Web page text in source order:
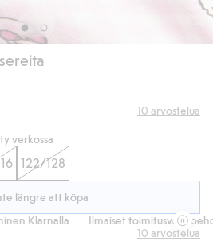
luokitus: 10 arvostelua
verkossa
122/128
längre att köpa
Klarnalla Ilmaiset
10 arvostelua